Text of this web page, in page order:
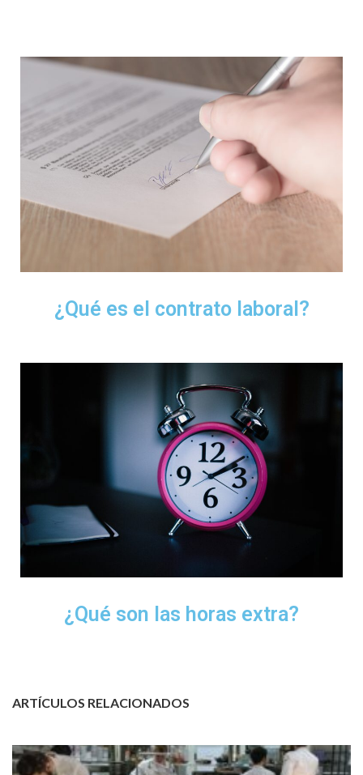
¿Qué es el contrato laboral?
¿Qué son las horas extra?
ARTÍCULOS RELACIONADOS